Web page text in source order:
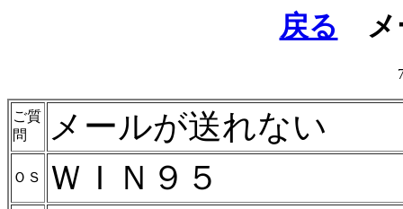
戻る メ
ご質
問
メールが送れない
ＯＳ ＷＩＮ９５